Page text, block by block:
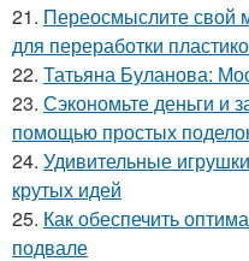
21. Переосмыслите свой
для переработки
22. Татьяна Буланова:
23. Сэкономьте деньги и
помощью простых
24. Удивительные
крутых идей
25. Как обеспечить
подвале